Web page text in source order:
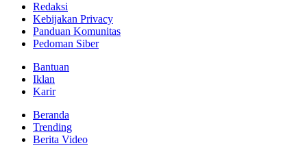
Redaksi
Kebijakan Privacy
Panduan Komunitas
Pedoman Siber
Bantuan
Iklan
Karir
Beranda
Trending
Berita Video